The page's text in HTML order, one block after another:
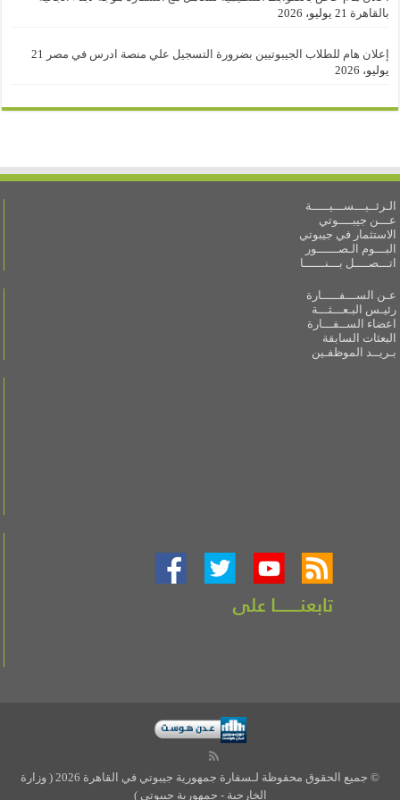
بالقاهرة 21 يوليو، 2026
إعلان هام للطلاب الجيبوتيين بضرورة التسجيل علي منصة ادرس في مصر
21
يوليو، 2026
الـرئــيـــســـيـــــة
عـــن جيبــــوتي
الاستثمار في جيبوتي
البـــوم الـصــــــور
اتـــصــــل بـــنــــــا
عـن الســـفـــــارة
رئيـس البـعـــثـــة
اعضاء الســفـــارة
البعثات السابقة
بـريــد الموظفـين
© جميع الحقوق محفوظة لـسفارة جمهورية جيبوتي في القاهرة 2026 ( وزارة
الخارجية - جمهورية جيبوتي )